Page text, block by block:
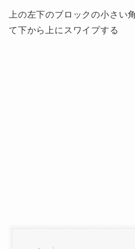
上の左下のブロックの小さい
て下から上にスワイプする